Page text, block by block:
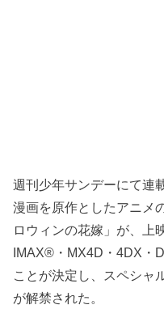
週刊少年サンデーにて連
漫画を原作としたアニメ
ロウィンの花嫁」が、上
IMAX®・MX4D・4DX・
ことが決定し、スペシャ
が解禁された。